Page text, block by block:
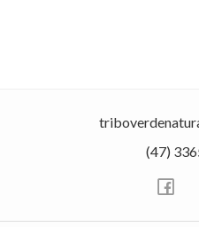
(47)